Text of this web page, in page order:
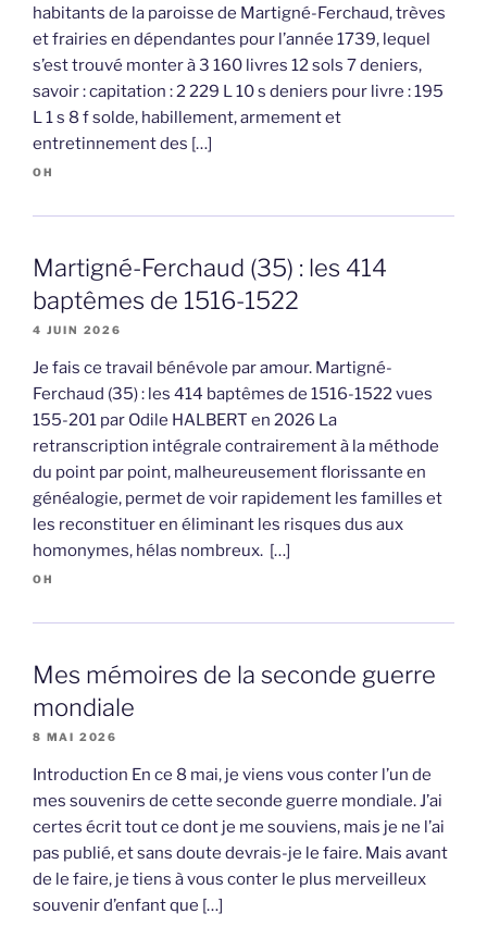
habitants de la paroisse de Martigné-Ferchaud, trèves
et frairies en dépendantes pour l’année 1739, lequel
s’est trouvé monter à 3 160 livres 12 sols 7 deniers,
savoir : capitation : 2 229 L 10 s deniers pour livre : 195
L 1 s 8 f solde, habillement, armement et
entretinnement des […]
OH
Martigné-Ferchaud (35) : les 414
baptêmes de 1516-1522
4 JUIN 2026
Je fais ce travail bénévole par amour. Martigné-
Ferchaud (35) : les 414 baptêmes de 1516-1522 vues
155-201 par Odile HALBERT en 2026 La
retranscription intégrale contrairement à la méthode
du point par point, malheureusement florissante en
généalogie, permet de voir rapidement les familles et
les reconstituer en éliminant les risques dus aux
homonymes, hélas nombreux. […]
OH
Mes mémoires de la seconde guerre
mondiale
8 MAI 2026
Introduction En ce 8 mai, je viens vous conter l’un de
mes souvenirs de cette seconde guerre mondiale. J’ai
certes écrit tout ce dont je me souviens, mais je ne l’ai
pas publié, et sans doute devrais-je le faire. Mais avant
de le faire, je tiens à vous conter le plus merveilleux
souvenir d’enfant que […]